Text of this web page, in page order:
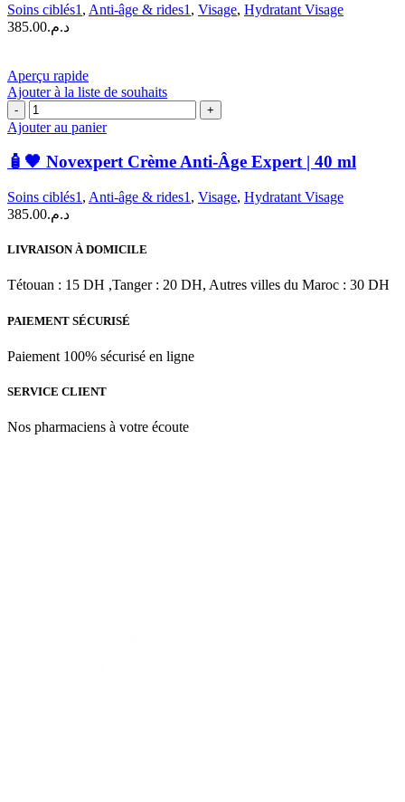
Anti-
Âge
40
ml
Soins ciblés1 , Anti-âge & rides1 , Visage, Hydratant Visage
د.م.385.00
Aperçu rapide
Ajouter à la liste de souhaits
quantité
de
🖤
Novexpert
Crème
Anti-
Âge
|
ml
Ajouter au panier
🧴🖤 Novexpert Crème Anti-Âge Expert | 40 ml
Soins ciblés1 , Anti-âge & rides1 , Visage, Hydratant Visage
د.م.385.00
LIVRAISON À DOMICILE
Tétouan : 15 DH ,Tanger : 20 DH, Autres villes du Maroc : 30 DH
PAIEMENT SÉCURISÉ
Paiement 100% sécurisé en ligne
SERVICE CLIENT
Nos pharmaciens à votre écoute